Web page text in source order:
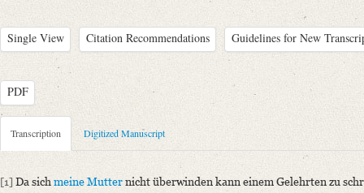
Single View Citation Recommendations Guidelines for New
PDF
Metadata Concerning Header
Sender: Henriette von Arnstein
Recipient: August Wilhelm von Schlegel
Transcription Digitized Manuscript
[1] Da sich meine Mutternicht überwinden kann einem Gelehrten zu